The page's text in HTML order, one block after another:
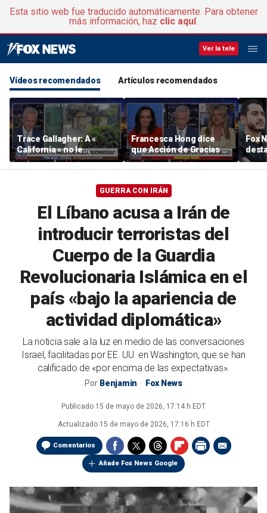
Esta sitio web fue traducido automáticamente. Para obtener
más información, haz clic aquí.
Ver la tele
Vídeos recomendados Artículos recomendados
Trace Gallagher: A «
California » no le
importan los impuestos,
el fraude, los abusos ni
Francesca Hong dice
que Acción de Gracias es
su «fiesta favorita» tras la
petición que hubo hace
Fox
de
GUERRA CON IRÁN
El Líbano acusa a Irán de
introducir terroristas del
Cuerpo de la Guardia
Revolucionaria Islámica en el
país «bajo la apariencia de
actividad diplomática»
La noticia sale a la luz en medio de las conversaciones
Israel, facilitadas por EE. UU. en Washington, que se han
calificado de «por encima de las expectativas».
Por Benjamin Fox News
Publicado 15 de mayo de 2026, 17:14 h EDT
Actualizado 15 de mayo de 2026, 17:16 h EDT
Comentarios
Añade Fox News Google